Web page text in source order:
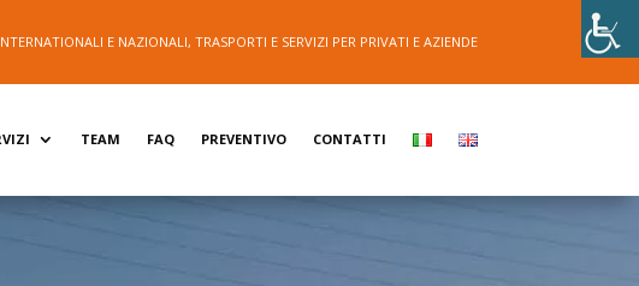
E NAZIONALI, TRASPORTI E SERVIZI PER PRIVATI E AZIENDE
TEAM FAQ PREVENTIVO CONTATTI